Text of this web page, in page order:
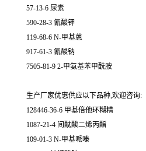
57-13-6 尿素
590-28-3 氰酸钾
119-68-6 N-甲基蒽
917-61-3 氰酸钠
7505-81-9 2-甲氨基苯甲酰胺
生产厂家优惠供应以下品种,欢迎咨询:
128446-36-6 甲基倍他环糊精
1087-21-4 间酞酸二烯丙酯
109-01-3 N-甲基哌嗪